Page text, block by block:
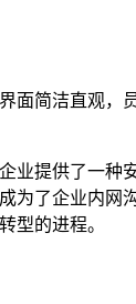
面简洁直观，
业提供了一种
为了企业内网
型的进程。